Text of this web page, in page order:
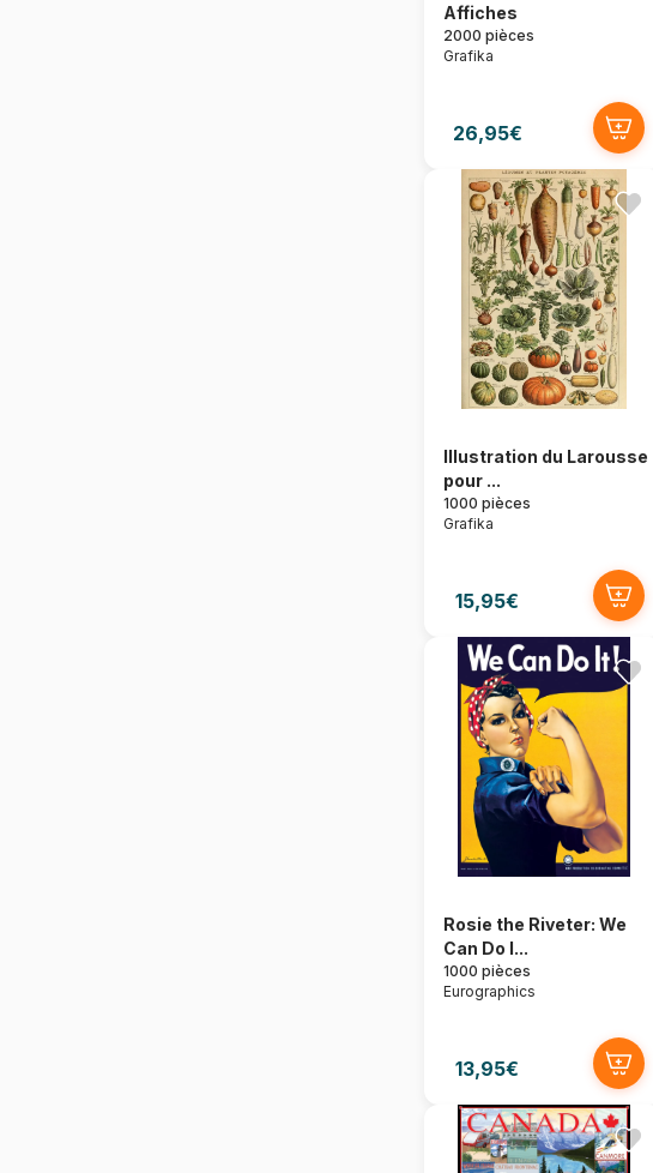
Affiches
2000 pièces
Grafika
26,95€
Illustration du Larousse
pour ...
1000 pièces
Grafika
15,95€
Rosie the Riveter: We
Can Do I...
1000 pièces
Eurographics
13,95€